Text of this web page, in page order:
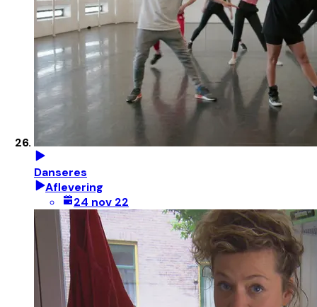
Danseres
Aflevering
24 nov 22